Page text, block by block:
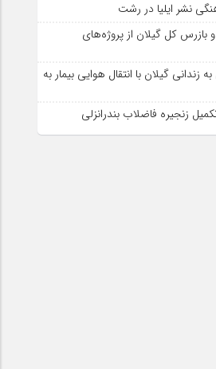
نشر ایلیا در رشت
کل گیلان از پروژه‌های
زندانی گیلان با انتقال هوایی بیمار به
زنجیره فاضلاب بندرانزلی